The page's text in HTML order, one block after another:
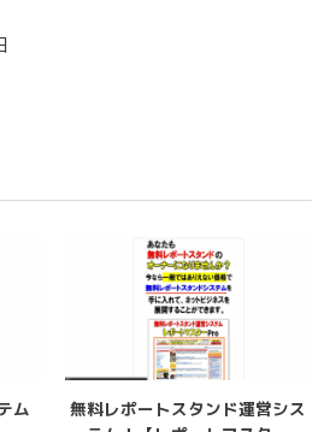
ム
無料レポートスタンド運営シス